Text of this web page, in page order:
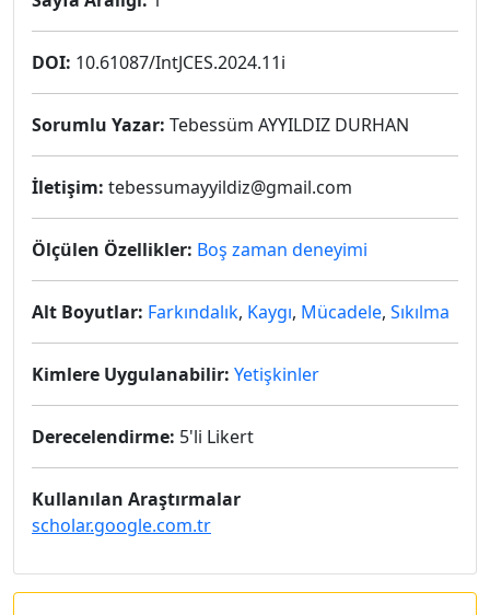
DOI: 10.61087/IntJCES.2024.11i
Sorumlu Yazar: Tebessüm AYYILDIZ DURHAN
İletişim: tebessumayyildiz@gmail.com
Ölçülen Özellikler: Boş zaman deneyimi
Alt Boyutlar: Farkındalık, Kaygı, Mücadele, Sıkılma
Kimlere Uygulanabilir: Yetişkinler
Derecelendirme: 5'li Likert
Kullanılan Araştırmalar
scholar.google.com.tr